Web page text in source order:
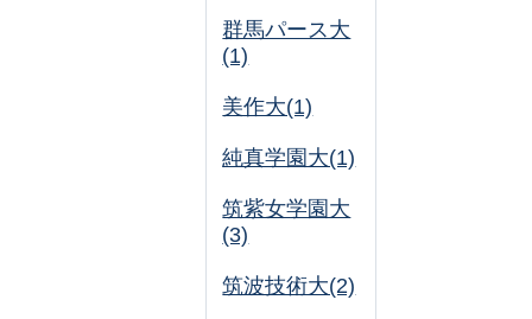
群馬パース大
(1)
美作大(1)
純真学園大(1)
筑紫女学園大
(3)
筑波技術大(2)